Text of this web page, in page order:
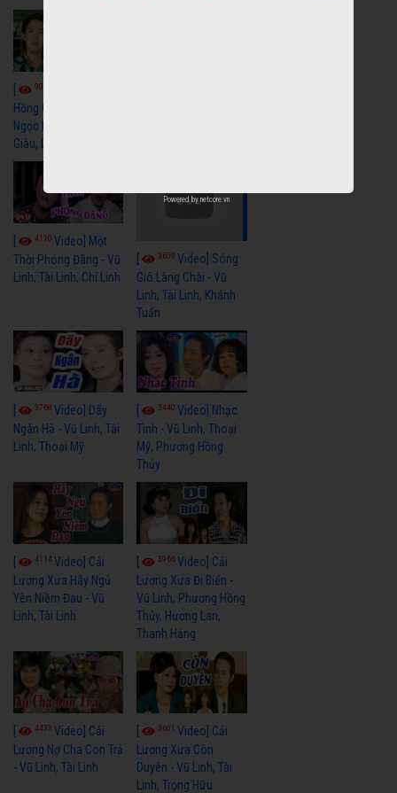
9059
Hồng Cài Áo - Vũ Linh,
Ngọc Huyền, Ngọc
Giàu, Diệp Lang
4110 Video] Một
Thời Phóng Đãng - Vũ
Linh, Tài Linh, Chí Linh
3659Video] Sóng
Gió Làng Chài - Vũ
Linh, Tài Linh, Khánh
Tuấn
3768 Video] Dãy
Ngân Hà - Vũ Linh, Tài
Linh, Thoại Mỹ
3440Video] Nhạc
Tình - Vũ Linh, Thoại
Mỹ, Phương Hồng
Thủy
4114Video] Cải
Lương Xưa Hãy Ngủ
Yên Niềm Đau - Vũ
Linh, Tài Linh
3966Video] Cải
Lương Xưa Đi Biển -
Vũ Linh, Phương Hồng
Thủy, Hương Lan,
Thanh Hằng
4433 Video] Cải
Lương Nợ Cha Con Trả
- Vũ Linh, Tài Linh
3601Video] Cải
Lương Xưa Còn
Duyên - Vũ Linh, Tài
Linh, Trọng Hữu
Powered by netcore.vn